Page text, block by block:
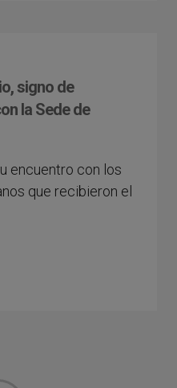
signo de
la Sede de
encuentro con los
que recibieron el